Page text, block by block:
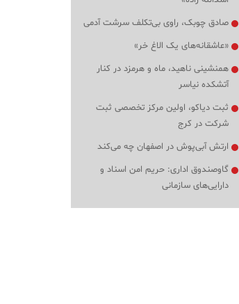
صادق چوبک، راوی بی‌تکلف سرشت آدمی
«عاشقانه‌های یک الاغ خر»
همنشینی ناهید، ماه و هرمزد در کنار
آتشکده نیاسر
ثبت دیاکو، اولین مرکز تخصصی ثبت
شرکت در کرج
ارتش آبی‌پوش در اصفهان چه می‌کند
گاوصندوق اداری: حریم امن اسناد و
دارایی‌های سازمانی